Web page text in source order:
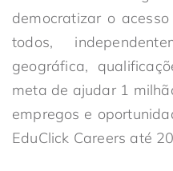
democratizar o
todos,
geográfica,
meta de ajudar 1
empregos e
EduClick Careers até